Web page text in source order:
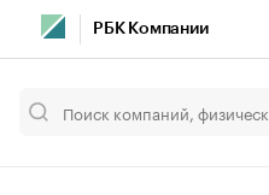
РБК Компании